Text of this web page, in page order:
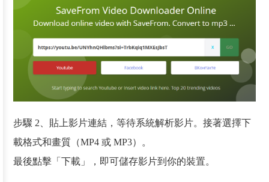
步驟 2、貼上影片連結，等待系統解析影片。接著選擇下
載格式和畫質（MP4 或 MP3）。
最後點擊「下載」，即可儲存影片到你的裝置。